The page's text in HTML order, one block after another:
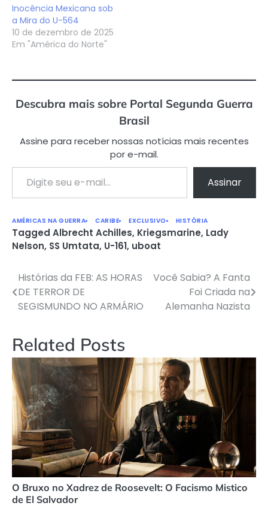
Inocência Mexicana sob
a Mira do U-564
10 de dezembro de 2025
Em "América do Norte"
Descubra mais sobre Portal Segunda Guerra
Brasil
Assine para receber nossas notícias mais recentes
por e-mail.
Digite seu e-mail…
Assinar
AMÉRICAS NA GUERRA CARIBE EXCLUSIVO HISTÓRIA
Tagged Albrecht Achilles, Kriegsmarine, Lady
Nelson, SS Umtata, U-161, uboat
Navegação
de
Histórias da FEB: AS HORAS
DE TERROR DE
SEGISMUNDO NO ARMÁRIO
Você Sabia? A Fanta
Foi Criada na
Alemanha Nazista
Related Posts
O Bruxo no Xadrez de Roosevelt: O Facismo Mistico
de El Salvador